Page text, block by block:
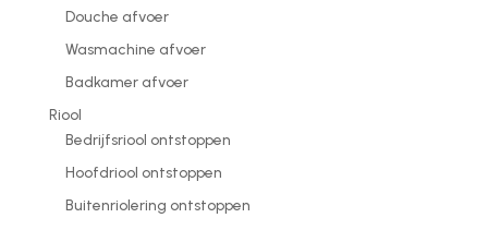
Douche afvoer
Wasmachine afvoer
Badkamer afvoer
Riool
Bedrijfsriool ontstoppen
Hoofdriool ontstoppen
Buitenriolering ontstoppen